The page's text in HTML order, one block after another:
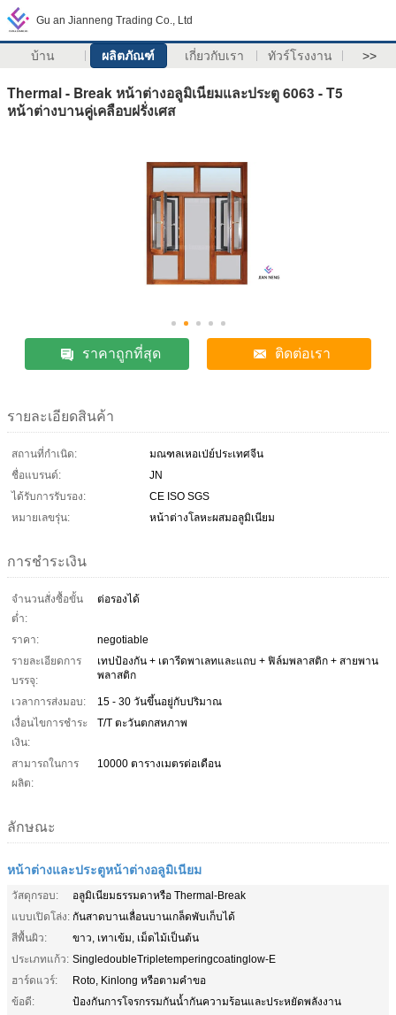
Gu an Jianneng Trading Co., Ltd
บ้าน ผลิตภัณฑ์ เกี่ยวกับเรา ทัวร์โรงงาน >>
Thermal - Break หน้าต่างอลูมิเนียมและประตู 6063 - T5
หน้าต่างบานคู่เคลือบฝรั่งเศส
ราคาถูกที่สุด ติดต่อเรา
รายละเอียดสินค้า
สถานที่กำเนิด:
มณฑลเหอเป่ย์ประเทศจีน
ชื่อแบรนด์:
JN
ได้รับการรับรอง:
CE ISO SGS
หมายเลขรุ่น:
หน้าต่างโลหะผสมอลูมิเนียม
การชำระเงิน
จำนวนสั่งซื้อขั้น
ต่ำ:
ต่อรองได้
ราคา:
negotiable
รายละเอียดการ
บรรจุ:
เทปป้องกัน + เตารีดพาเลทและแถบ + ฟิล์มพลาสติก + สายพาน
พลาสติก
เวลาการส่งมอบ:
15 - 30 วันขึ้นอยู่กับปริมาณ
เงื่อนไขการชำระ
เงิน:
T/T ตะวันตกสหภาพ
สามารถในการ
ผลิต:
10000 ตารางเมตรต่อเดือน
ลักษณะ
หน้าต่างและประตูหน้าต่างอลูมิเนียม
วัสดุกรอบ:
อลูมิเนียมธรรมดาหรือ Thermal-Break
แบบเปิดโล่ง: กันสาดบานเลื่อนบานเกล็ดพับเก็บได้
สีพื้นผิว:
ขาว, เทาเข้ม, เม็ดไม้เป็นต้น
ประเภทแก้ว: SingledoubleTripletemperingcoatinglow-E
ฮาร์ดแวร์:
Roto, Kinlong หรือตามคำขอ
ข้อดี:
ป้องกันการโจรกรรมกันน้ำกันความร้อนและประหยัดพลังงาน